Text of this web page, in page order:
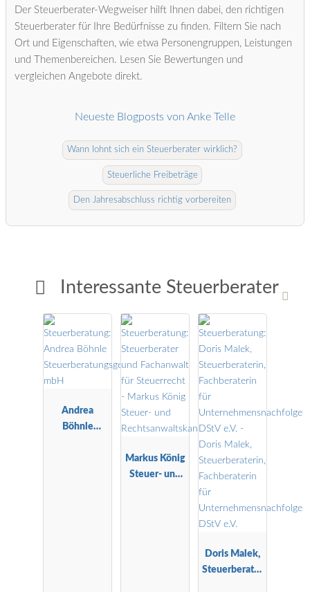
Interessante Steuerberater
Andrea
Böhnle
Markus König
Steuer- und
Doris Malek,
Steuerberater
Der Steuerberater-Wegweiser hilft Ihnen dabei, den richtigen
Steuerberater für Ihre Bedürfnisse zu finden. Filtern Sie nach
Ort und Eigenschaften, wie etwa Personengruppen, Leistungen
und Themenbereichen. Lesen Sie Bewertungen und
vergleichen Angebote direkt.
Neueste Blogposts von Anke Telle
Wann lohnt sich ein Steuerberater wirklich?
Steuerliche Freibeträge
Den Jahresabschluss richtig vorbereiten